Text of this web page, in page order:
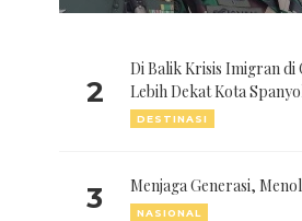
2
Di Balik Krisis Imigran di
Lebih Dekat Kota
DESTINASI
3 Menjaga Generasi,
NASIONAL